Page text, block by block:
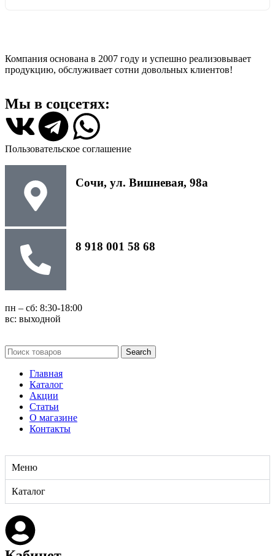
Компания основана в 2007 году и успешно реализовывает
продукцию, обслуживает сотни довольных клиентов!
Мы в соцсетях:
Пользовательское соглашение
Сочи, ул. Вишневая, 98а
8 918 001 58 68
пн – сб: 8:30-18:00
вс: выходной
Search
Главная
Каталог
Акции
Статьи
О магазине
Контакты
Меню
Каталог